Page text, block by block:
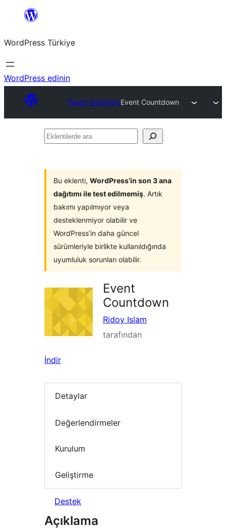
İçeriğe
WordPress Türkiye
WordPress edinin
Plugin DirectoryEvent Countdown
Eklentilerde
Bu eklenti, WordPress’in son 3 ana
dağıtımı ile test edilmemiş. Artık
bakımı yapılmıyor veya
desteklenmiyor olabilir ve
WordPress’in daha güncel
sürümleriyle birlikte kullanıldığında
uyumluluk sorunları olabilir.
Event
Countdown
Ridoy Islam
tarafından
İndir
Detaylar
Değerlendirmeler
Kurulum
Geliştirme
Destek
Açıklama